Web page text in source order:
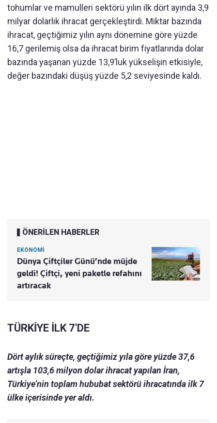
tohumlar ve mamulleri sektörü yılın ilk dört ayında 3,9
milyar dolarlık ihracat gerçekleştirdi. Miktar bazında
ihracat, geçtiğimiz yılın aynı dönemine göre yüzde
16,7 gerilemiş olsa da ihracat birim fiyatlarında dolar
bazında yaşanan yüzde 13,9’luk yükselişin etkisiyle,
değer bazındaki düşüş yüzde 5,2 seviyesinde kaldı.
ÖNERİLEN HABERLER
EKONOMİ
Dünya Çiftçiler Günü’nde müjde
geldi! Çiftçi, yeni paketle refahını
artıracak
TÜRKİYE İLK 7'DE
Dört aylık süreçte, geçtiğimiz yıla göre yüzde 37,6
artışla 103,6 milyon dolar ihracat yapılan İran,
Türkiye’nin toplam hububat sektörü ihracatında ilk 7
ülke içerisinde yer aldı.